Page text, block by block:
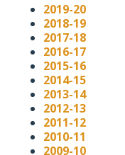
2019-20
2018-19
2017-18
2016-17
2015-16
2014-15
2013-14
2012-13
2011-12
2010-11
2009-10